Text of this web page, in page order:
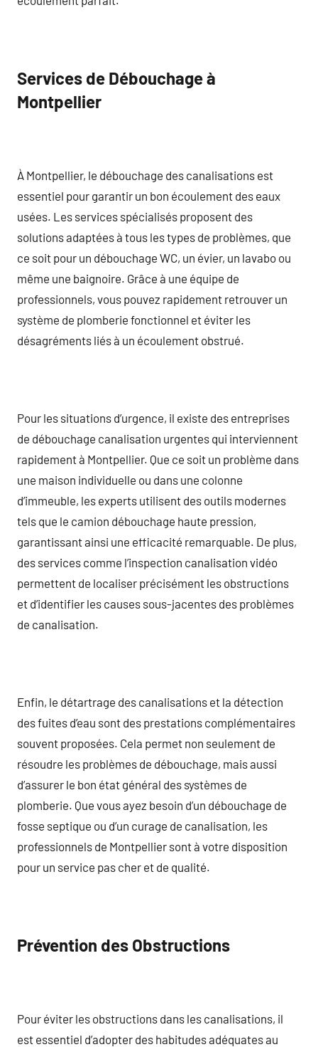
Services de Débouchage à
Montpellier
À Montpellier, le débouchage des canalisations est
essentiel pour garantir un bon écoulement des eaux
usées. Les services spécialisés proposent des
solutions adaptées à tous les types de problèmes, que
ce soit pour un débouchage WC, un évier, un lavabo ou
même une baignoire. Grâce à une équipe de
professionnels, vous pouvez rapidement retrouver un
système de plomberie fonctionnel et éviter les
désagréments liés à un écoulement obstrué.
Pour les situations d’urgence, il existe des entreprises
de débouchage canalisation urgentes qui interviennent
rapidement à Montpellier. Que ce soit un problème dans
une maison individuelle ou dans une colonne
d’immeuble, les experts utilisent des outils modernes
tels que le camion débouchage haute pression,
garantissant ainsi une efficacité remarquable. De plus,
des services comme l’inspection canalisation vidéo
permettent de localiser précisément les obstructions
et d’identifier les causes sous-jacentes des problèmes
de canalisation.
Enfin, le détartrage des canalisations et la détection
des fuites d’eau sont des prestations complémentaires
souvent proposées. Cela permet non seulement de
résoudre les problèmes de débouchage, mais aussi
d’assurer le bon état général des systèmes de
plomberie. Que vous ayez besoin d’un débouchage de
fosse septique ou d’un curage de canalisation, les
professionnels de Montpellier sont à votre disposition
pour un service pas cher et de qualité.
Prévention des Obstructions
Pour éviter les obstructions dans les canalisations, il
est essentiel d’adopter des habitudes adéquates au